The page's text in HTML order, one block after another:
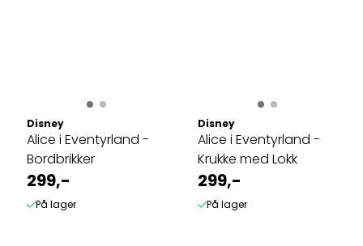
Disney
Alice i Eventyrland -
Bordbrikker
299,-
På lager
Disney
Alice i Eventyrland -
Krukke med Lokk
299,-
På lager